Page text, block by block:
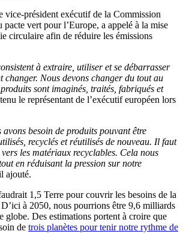
vice-président exécutif de la Commission
pacte vert pour l’Europe, a appelé à la mise
circulaire afin de réduire les émissions
à extraire, utiliser et se débarrasser
changer. Nous devons changer du tout au
sont imaginés, traités, fabriqués et
le représentant de l’exécutif européen lors
avons besoin de produits pouvant être
recyclés et réutilisés de nouveau. Il faut
les matériaux recyclables. Cela nous
en réduisant la pression sur notre
ajouté.
1,5 Terre pour couvrir les besoins de la
à 2050, nous pourrions être 9,6 milliards
globe. Des estimations portent à croire que
de trois planètes pour tenir notre rythme de